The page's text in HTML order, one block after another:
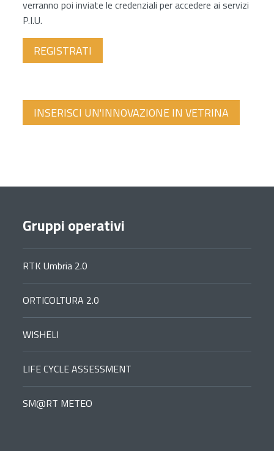
verranno poi inviate le credenziali per accedere ai servizi
P.I.U.
REGISTRATI
INSERISCI UN'INNOVAZIONE IN VETRINA
Gruppi operativi
RTK Umbria 2.0
ORTICOLTURA 2.0
WISHELI
LIFE CYCLE ASSESSMENT
SM@RT METEO